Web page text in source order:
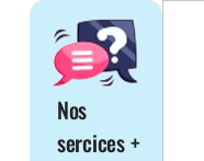
Nos
sercices +